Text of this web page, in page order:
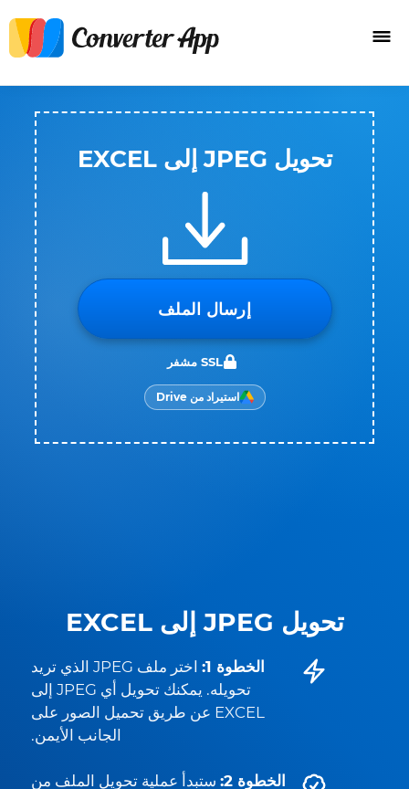
تحويل JPEG إلى EXCEL
الخطوة 1:
اختر ملف JPEG الذي تريد
تحويله. يمكنك تحويل أي JPEG إلى
EXCEL عن طريق تحميل الصور على
الجانب الأيمن.
الخطوة 2:
ستبدأ عملية تحويل الملف من
تحويل JPEG إلى EXCEL
إرسال الملف
SSL مشفر
استيراد من Drive